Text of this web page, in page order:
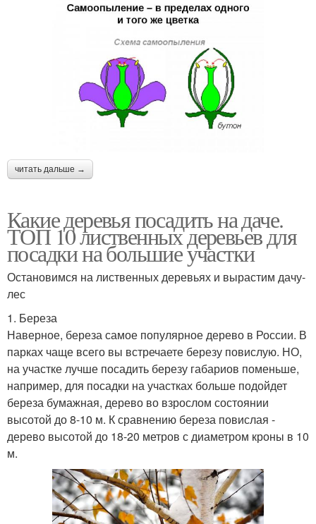
читать дальше →
Какие деревья посадить на даче.
ТОП 10 лиственных деревьев для
посадки на большие участки
Остановимся на лиственных деревьях и вырастим дачу-
лес
1. Береза
Наверное, береза самое популярное дерево в России. В
парках чаще всего вы встречаете березу повислую. НО,
на участке лучше посадить березу габариов поменьше,
например, для посадки на участках больше подойдет
береза бумажная, дерево во взрослом состоянии
высотой до 8-10 м. К сравнению береза повислая -
дерево высотой до 18-20 метров с диаметром кроны в 10
м.